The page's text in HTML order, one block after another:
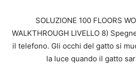
SOLUZIONE 100 FLOORS
WALKTHROUGH LIVELLO 8)
il telefono. Gli occhi del gatto si
la luce quando il gatto